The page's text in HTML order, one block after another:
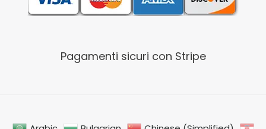
Pagamenti sicuri con Stripe